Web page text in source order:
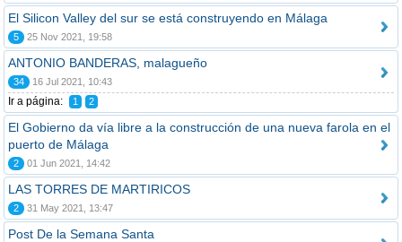
El Silicon Valley del sur se está construyendo en Málaga
5 25 Nov 2021, 19:58
ANTONIO BANDERAS, malagueño
34 16 Jul 2021, 10:43
Ir a página: 1 2
El Gobierno da vía libre a la construcción de una nueva farola en el
puerto de Málaga
2 01 Jun 2021, 14:42
LAS TORRES DE MARTIRICOS
2 31 May 2021, 13:47
Post De la Semana Santa